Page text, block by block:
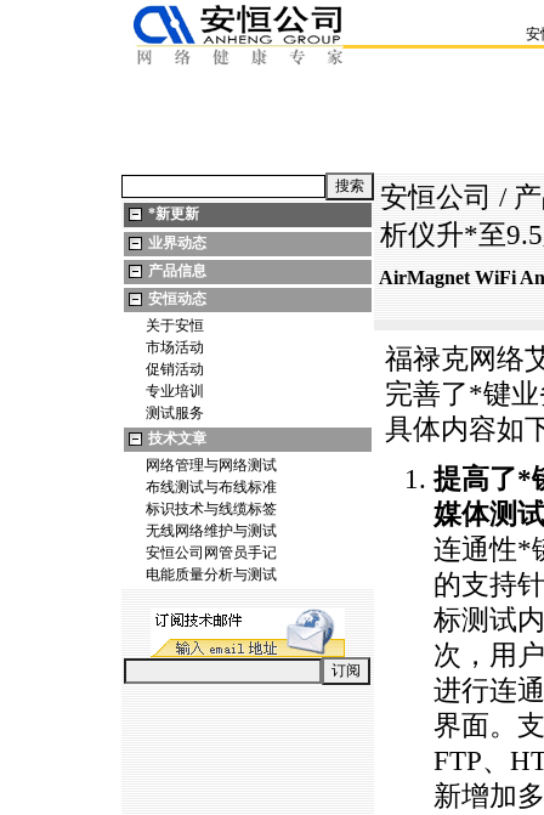
安
*新更新
业界动态
产品信息
安恒动态
关于安恒
市场活动
促销活动
专业培训
测试服务
技术文章
网络管理与网络测试
布线测试与布线标准
标识技术与线缆标签
无线网络维护与测试
安恒公司网管员手记
电能质量分析与测试
安恒公司 /
析仪升*至
AirMagnet WiFi
福禄克网络
完善了*键
具体内容如
提高了*
媒体测试
连通性*
的支持
标测试
次，用
进行连
界面。
FTP、
新增加